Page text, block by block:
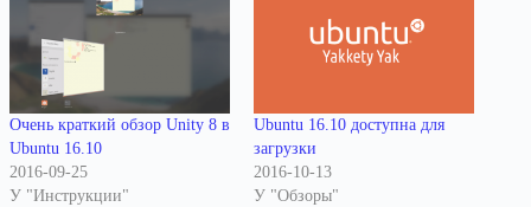
Очень краткий обзор Unity 8 в
Ubuntu 16.10
2016-09-25
У "Инструкции"
Ubuntu 16.10 доступна для
загрузки
2016-10-13
У "Обзоры"